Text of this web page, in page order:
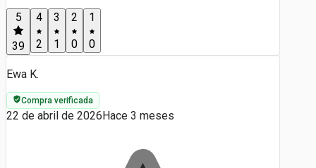
5
39
4
2
3
1
2
0
1
0
Ewa K.
Compra verificada
22 de abril de 2026Hace 3 meses